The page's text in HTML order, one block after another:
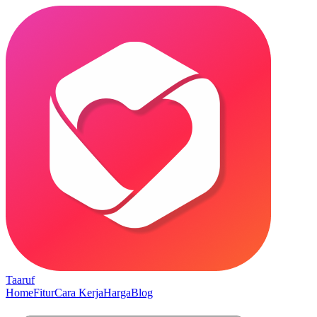
Taaruf
HomeFiturCara KerjaHargaBlog